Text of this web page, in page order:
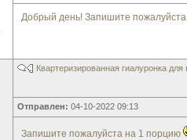
Добрый день! Запишите
Квартеризированная гиалуронка для
Отправлен: 04-10-2022 09:13
Запишите пожалуйста на 1 порцию